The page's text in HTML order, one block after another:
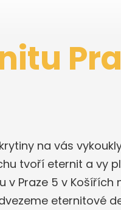
na vás
tvoří eternit a vy
v Praze 5 v
eternitové